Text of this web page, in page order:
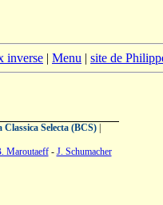
inverse | Menu | site de
Classica Selecta (BCS)|
Maroutaeff- J. Schumacher